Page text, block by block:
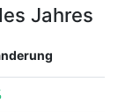
Jahres